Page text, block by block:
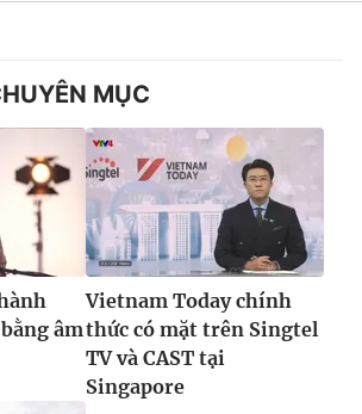
MỤC
âm
Vietnam Today chính
thức có mặt trên Singtel
TV và CAST tại
Singapore